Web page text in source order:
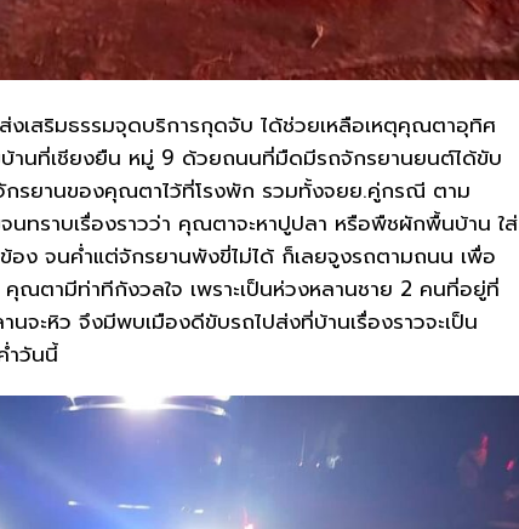
เสริมธรรมจุดบริการกุดจับ ได้ช่วยเหลือเหตุคุณตาอุทิศ
านที่เชียงยืน หมู่ 9 ด้วยถนนที่มืดมีรถจักรยานยนต์ได้ขับ
รยานของคุณตาไว้ที่โรงพัก รวมทั้งจยย.คู่กรณี ตาม
นทราบเรื่องราวว่า คุณตาจะหาปูปลา หรือพืชผักพื้นบ้าน ใส่
อง จนค่ำแต่จักรยานพังขี่ไม่ได้ ก็เลยจูงรถตามถนน เพื่อ
ตามีท่าทีกังวลใจ เพราะเป็นห่วงหลานชาย 2 คนที่อยู่ที่
จะหิว จึงมีพบเมืองดีขับรถไปส่งที่บ้านเรื่องราวจะเป็น
ำวันนี้